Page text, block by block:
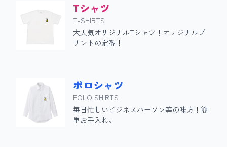
Tシャツ
T-SHIRTS
大人気オリジナルTシャツ！オリジナルプ
リントの定番！
ポロシャツ
POLO SHIRTS
毎日忙しいビジネスパーソン等の味方！簡
単お手入れ。